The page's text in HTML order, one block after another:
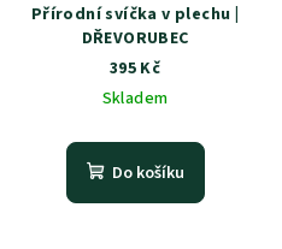
Přírodní svíčka v plechu |
DŘEVORUBEC
395 Kč
Skladem
Do košíku